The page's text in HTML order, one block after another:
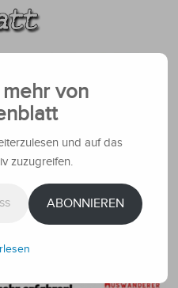
von
und auf das
zuzugreifen.
ABONNIEREN